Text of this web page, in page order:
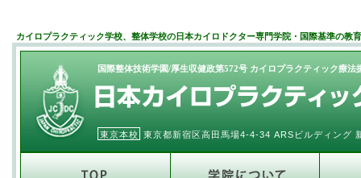
カイロプラクティック学校、整体学校の日本カイロドクター専門学院・国際基準の教
国際整体技術学園/厚生収健政第572号 カイロプラクティック療法
東京本校 東京都新宿区高田馬場4-4-34 ARSビルディング